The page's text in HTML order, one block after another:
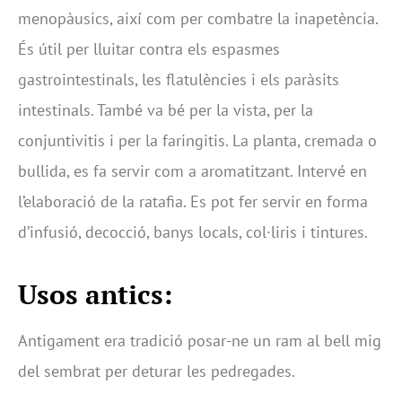
menopàusics, així com per combatre la inapetència.
És útil per lluitar contra els espasmes
gastrointestinals, les flatulències i els paràsits
intestinals. També va bé per la vista, per la
conjuntivitis i per la faringitis. La planta, cremada o
bullida, es fa servir com a aromatitzant. Intervé en
l’elaboració de la ratafia. Es pot fer servir en forma
d’infusió, decocció, banys locals, col·liris i tintures.
Usos antics:
Antigament era tradició posar-ne un ram al bell mig
del sembrat per deturar les pedregades.